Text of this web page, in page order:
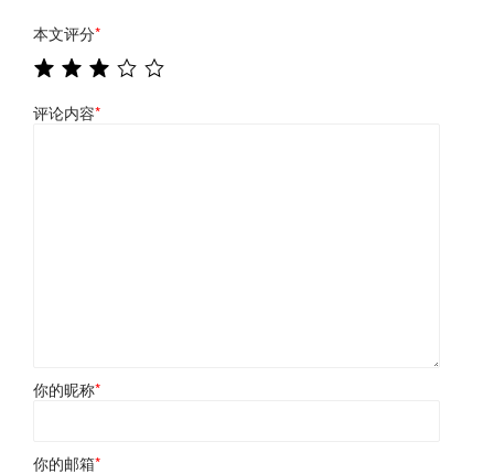
本文评分*
评论内容*
你的昵称*
你的邮箱*